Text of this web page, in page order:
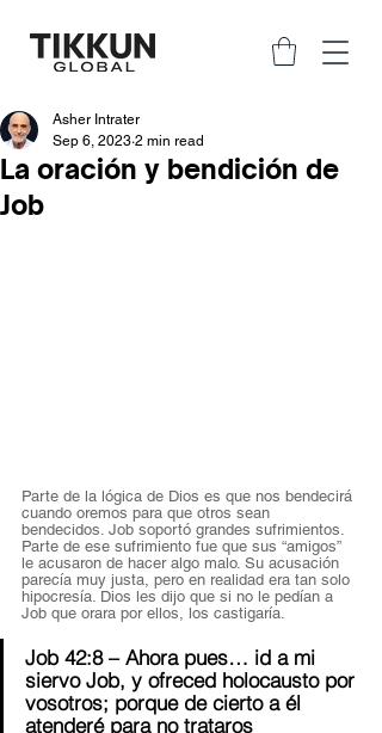
La oración y bendición de
Job
Asher Intrater
Sep 6, 2023 2 min read
Parte de la lógica de Dios es que nos bendecirá
cuando oremos para que otros sean
bendecidos. Job soportó grandes sufrimientos.
Parte de ese sufrimiento fue que sus “amigos”
le acusaron de hacer algo malo. Su acusación
parecía muy justa, pero en realidad era tan solo
hipocresía. Dios les dijo que si no le pedían a
Job que orara por ellos, los castigaría.
Job 42:8 – Ahora pues… id a mi
siervo Job, y ofreced holocausto por
vosotros; porque de cierto a él
atenderé para no trataros